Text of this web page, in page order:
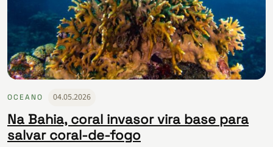
OCEANO 04.05.2026
Na Bahia, coral invasor vira base para
salvar coral-de-fogo